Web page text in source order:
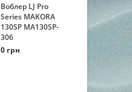
Воблер LJ Pro
Series MAKORA
130SP MA130SP-
306
0 грн